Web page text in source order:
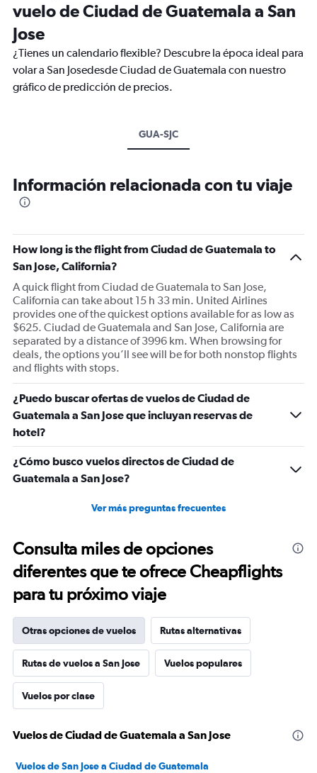
vuelo de Ciudad de Guatemala a San
Jose
¿Tienes un calendario flexible? Descubre la época ideal para
volar a San Josedesde Ciudad de Guatemala con nuestro
gráfico de predicción de precios.
GUA-SJC
Información relacionada con tu viaje
How long is the flight from Ciudad de Guatemala to
San Jose, California?
A quick flight from Ciudad de Guatemala to San Jose,
California can take about 15 h 33 min. United Airlines
provides one of the quickest options available for as low as
$625. Ciudad de Guatemala and San Jose, California are
separated by a distance of 3996 km. When browsing for
deals, the options you’ll see will be for both nonstop flights
and flights with stops.
¿Puedo buscar ofertas de vuelos de Ciudad de
Guatemala a San Jose que incluyan reservas de
hotel?
¿Cómo busco vuelos directos de Ciudad de
Guatemala a San Jose?
Ver más preguntas frecuentes
Consulta miles de opciones
diferentes que te ofrece Cheapflights
para tu próximo viaje
Otras opciones de vuelos Rutas alternativas
Rutas de vuelos a San Jose Vuelos populares
Vuelos por clase
Vuelos de Ciudad de Guatemala a San Jose
Vuelos de San Jose a Ciudad de Guatemala